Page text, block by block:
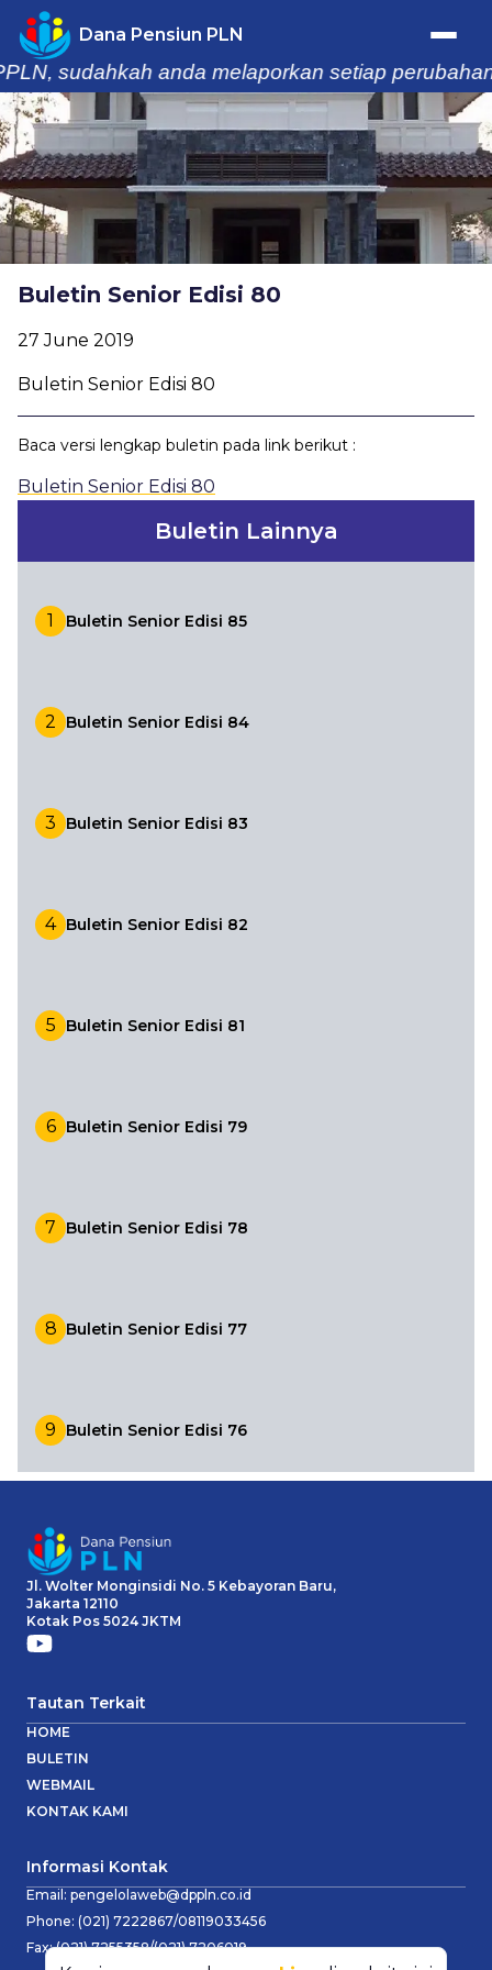
Dana Pensiun PLN
Trafik Statistik
Home
Profil
Berita & Kegiatan
Buletin
Informasi
Situs Lain
sudahkah anda melaporkan setiap
Buletin Senior Edisi 80
27 June 2019
Buletin Senior Edisi 80
Baca versi lengkap buletin pada link berikut :
Buletin Senior Edisi 80
Buletin Lainnya
1 Buletin Senior Edisi 85
2 Buletin Senior Edisi 84
3 Buletin Senior Edisi 83
4 Buletin Senior Edisi 82
5 Buletin Senior Edisi 81
6 Buletin Senior Edisi 79
7 Buletin Senior Edisi 78
8 Buletin Senior Edisi 77
9 Buletin Senior Edisi 76
Jl. Wolter Monginsidi No. 5 Kebayoran Baru,
Jakarta 12110
Kotak Pos 5024 JKTM
Tautan Terkait
HOME
BULETIN
WEBMAIL
KONTAK KAMI
Informasi Kontak
Email: pengelolaweb@dppln.co.id
Phone: (021) 7222867/08119033456
Fax:(021) 7255358/(021) 7206019